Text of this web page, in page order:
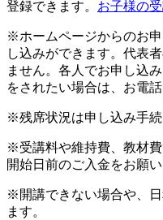
登録できます。 お子様の
※ホームページからのお
し込みができます。代表
ません。各人でお申し込
をされたい場合は、お電
※残席状況は申し込み手続
※受講料や維持費、教材
開始日前のご入金をお願い
※開講できない場合や、
ます。